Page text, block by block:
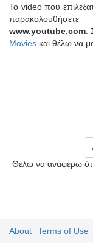
Το video που
www.youtube.com
Movies και θέλω να
Θέλω να αναφέρω
About Terms of Use